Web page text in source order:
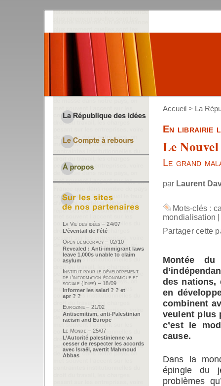
Accueil > La
En librairie
Le
Le grand
par Laurent
Mots-clés :
mondialisation
Partager cette
Montée du
des nations,
en
combinent
veulent plus
c’est le
cause.
Dans la
épingle du
problèmes
La Vie des idées – 24/07
L’éventail de l’été
Open democracy – 02/10
Revealed : Anti-immigrant laws
leave 1,000s unable to claim
asylum
Institut pour le développement
de l’information économique et
sociale (Idies) – 18/09
Informer les salari ? ? et
apr ? ?
Eurozine – 21/02
Antisemitism, anti-Palestinian
racism and Europe
Le Monde – 25/07
L’Autorité palestinienne va
cesser de respecter les accords
avec Israël, avertit Mahmoud
Abbas